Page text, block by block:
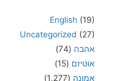
English (19)
Uncategorized (27)
אהבה (74)
אוטיזם (15)
אמונה (1,277)